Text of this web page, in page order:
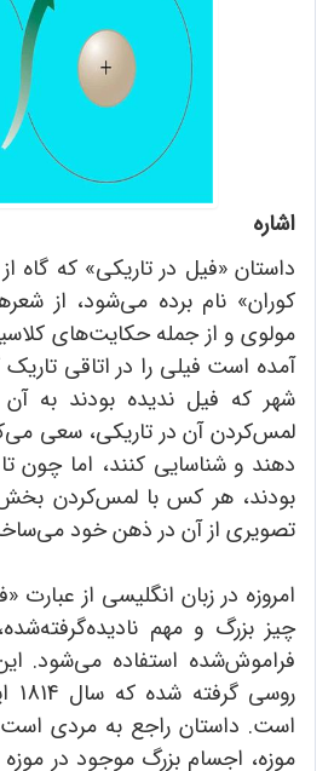
اشاره
داستان «فیل در تاریکی» که گاه
کوران» نام برده می‌شود، از
مولوی و از جمله حکایت‌های
آمده است فیلی را در اتاقی تاریک
شهر که فیل ندیده بودند به آن
لمس‌کردن آن در تاریکی، سعی
دهند و شناسایی کنند، اما چون
بودند، هر کس با لمس‌کردن
تصویری از آن در ذهن خود
امروزه در زبان انگلیسی از عبارت
چیز بزرگ و مهم
فراموش‌شده استفاده می‌شود.
است. داستان راجع به مردی است
موزه، اجسام بزرگ موجود در موزه